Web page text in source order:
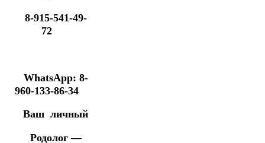
8-915-541-49-
72
WhatsApp: 8-
960-133-86-34
Ваш личный
Родолог —